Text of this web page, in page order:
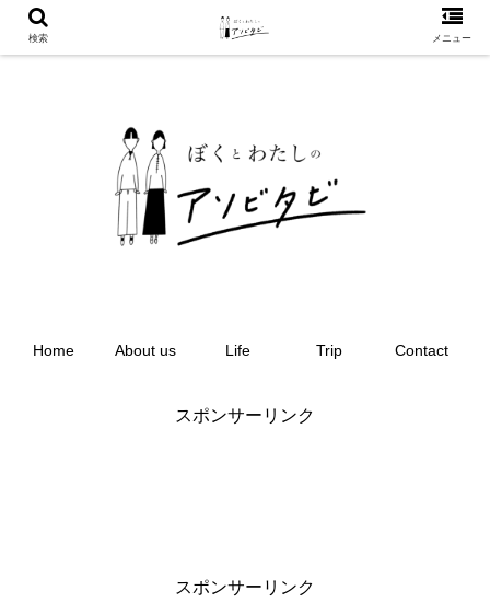
Home About us Life Trip Contact
スポンサーリンク
スポンサーリンク
検索 メニュー